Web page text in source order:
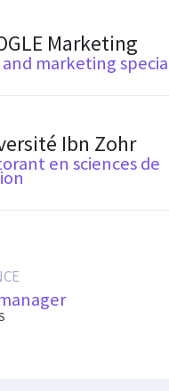
Marketing
and marketing
Ibn Zohr
en sciences de